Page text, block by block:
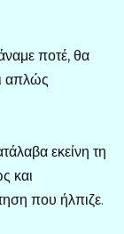
ποτέ, θα
απλώς
εκείνη τη
και
που ήλπιζε.